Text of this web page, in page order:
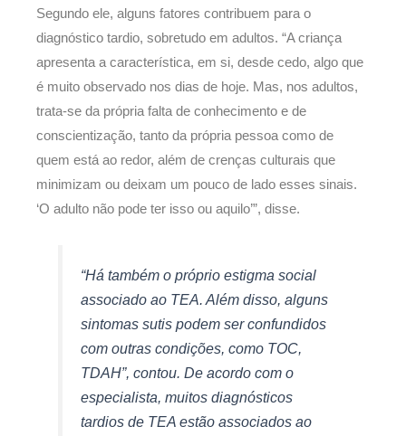
Segundo ele, alguns fatores contribuem para o
diagnóstico tardio, sobretudo em adultos. “A criança
apresenta a característica, em si, desde cedo, algo que
é muito observado nos dias de hoje. Mas, nos adultos,
trata-se da própria falta de conhecimento e de
conscientização, tanto da própria pessoa como de
quem está ao redor, além de crenças culturais que
minimizam ou deixam um pouco de lado esses sinais.
‘O adulto não pode ter isso ou aquilo’”, disse.
“Há também o próprio estigma social
associado ao TEA. Além disso, alguns
sintomas sutis podem ser confundidos
com outras condições, como TOC,
TDAH”, contou. De acordo com o
especialista, muitos diagnósticos
tardios de TEA estão associados ao